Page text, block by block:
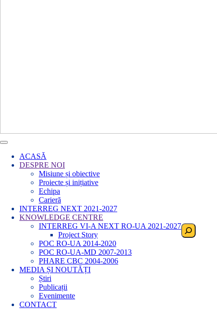
ACASĂ
DESPRE NOI
Misiune și obiective
Proiecte și inițiative
Echipa
Carieră
INTERREG NEXT 2021-2027
KNOWLEDGE CENTRE
INTERREG VI-A NEXT RO-UA 2021-2027
Project Story
POC RO-UA 2014-2020
POC RO-UA-MD 2007-2013
PHARE CBC 2004-2006
MEDIA ȘI NOUTĂȚI
Știri
Publicații
Evenimente
CONTACT
Search